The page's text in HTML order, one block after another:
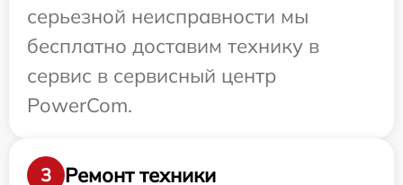
серьезной неисправности мы
бесплатно доставим технику в
сервис в сервисный центр
PowerCom.
3
Ремонт техники